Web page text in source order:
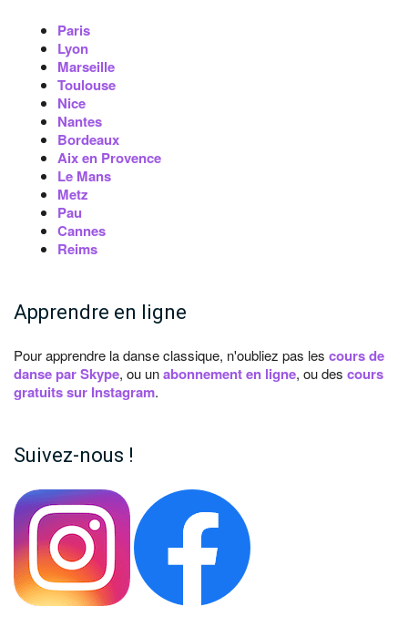
Paris
Lyon
Marseille
Toulouse
Nice
Nantes
Bordeaux
Aix en Provence
Le Mans
Metz
Pau
Cannes
Reims
Apprendre en ligne
Pour apprendre la danse classique, n'oubliez pas les cours de
danse par Skype, ou unabonnement en ligne, ou des cours
gratuits sur Instagram.
Suivez-nous !